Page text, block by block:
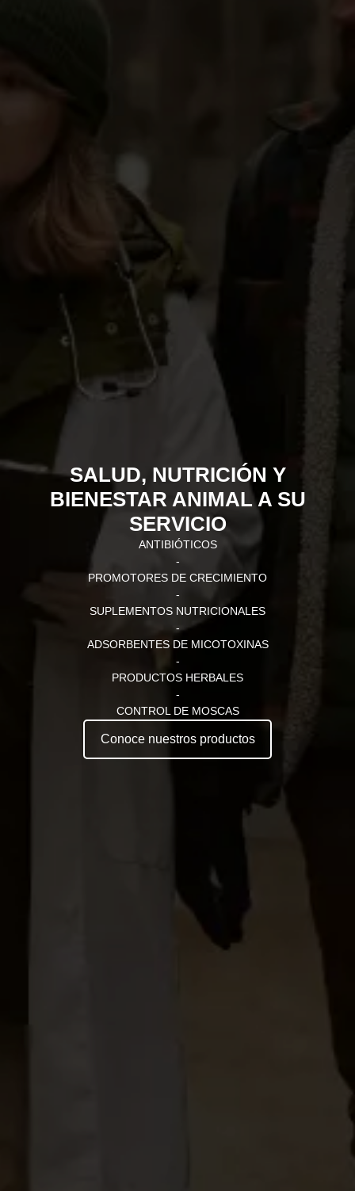
SALUD, NUTRICIÓN Y
BIENESTAR ANIMAL A SU
SERVICIO
ANTIBIÓTICOS
-
PROMOTORES DE CRECIMIENTO
-
SUPLEMENTOS NUTRICIONALES
-
ADSORBENTES DE MICOTOXINAS
-
PRODUCTOS HERBALES
-
CONTROL DE MOSCAS
Conoce nuestros productos